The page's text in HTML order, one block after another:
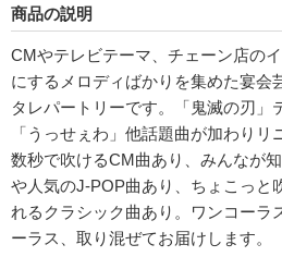
商品の説明
CMやテレビテーマ、チェーン店の
にするメロディばかりを集めた宴会
タレパートリーです。「鬼滅の刃」
「うっせぇわ」他話題曲が加わりリ
数秒で吹けるCM曲あり、みんなが
や人気のJ-POP曲あり、ちょこっと
れるクラシック曲あり。ワンコーラ
ーラス、取り混ぜてお届けします。